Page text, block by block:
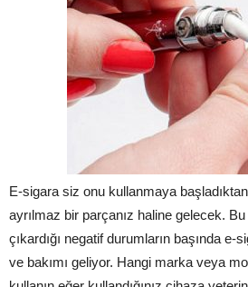
E-sigara siz onu kullanmaya
ayrılmaz bir parçanız haline gelecek.
çıkardığı negatif durumların başında e-
ve bakımı geliyor. Hangi marka veya